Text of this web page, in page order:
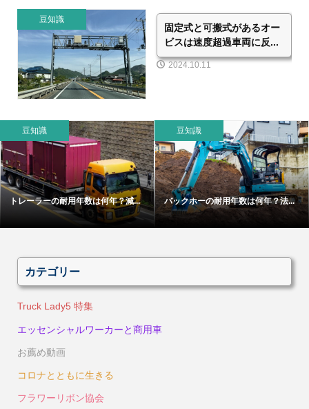
豆知識
固定式と可搬式があるオー
ビスは速度超過車両に反...
2024.10.11
豆知識
トレーラーの耐用年数は何年？減...
豆知識
バックホーの耐用年数は何年？法...
カテゴリー
Truck Lady5 特集
エッセンシャルワーカーと商用車
お薦め動画
コロナとともに生きる
フラワーリボン協会